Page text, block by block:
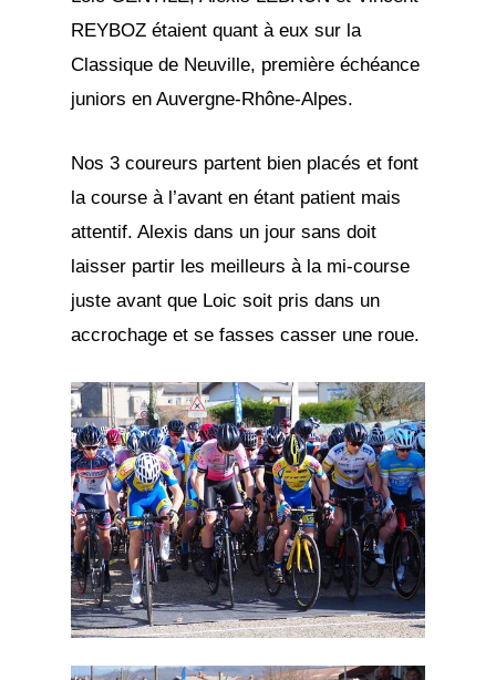
REYBOZ étaient quant à eux sur la
Classique de Neuville, première échéance
juniors en Auvergne-Rhône-Alpes.
Nos 3 coureurs partent bien placés et font
la course à l’avant en étant patient mais
attentif. Alexis dans un jour sans doit
laisser partir les meilleurs à la mi-course
juste avant que Loic soit pris dans un
accrochage et se fasses casser une roue.